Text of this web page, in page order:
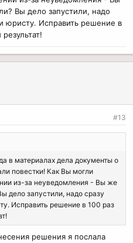
Вы дело запустили, надо
юристу. Исправить решение в
#13
в материалах дела документы о
повестки! Как Вы могли
из-за неуведомления - Вы же
дело запустили, надо сразу
Исправить решение в 100 раз
решения я послала